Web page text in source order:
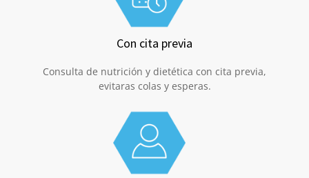
Con cita previa
Consulta de nutrición y dietética con cita previa,
evitaras colas y esperas.